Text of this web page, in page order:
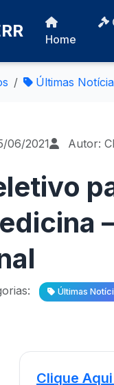
Home
Últimas
06/2021 Autor:
Últimas
Clique